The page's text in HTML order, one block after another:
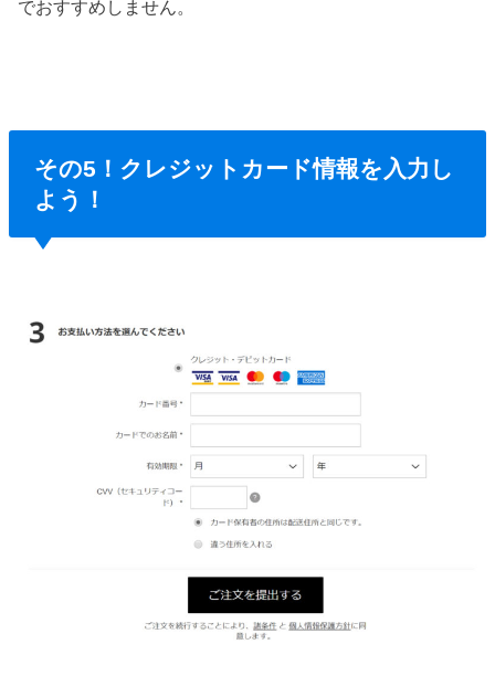
でおすすめしません。
その5！クレジットカード情報を入力し
よう！